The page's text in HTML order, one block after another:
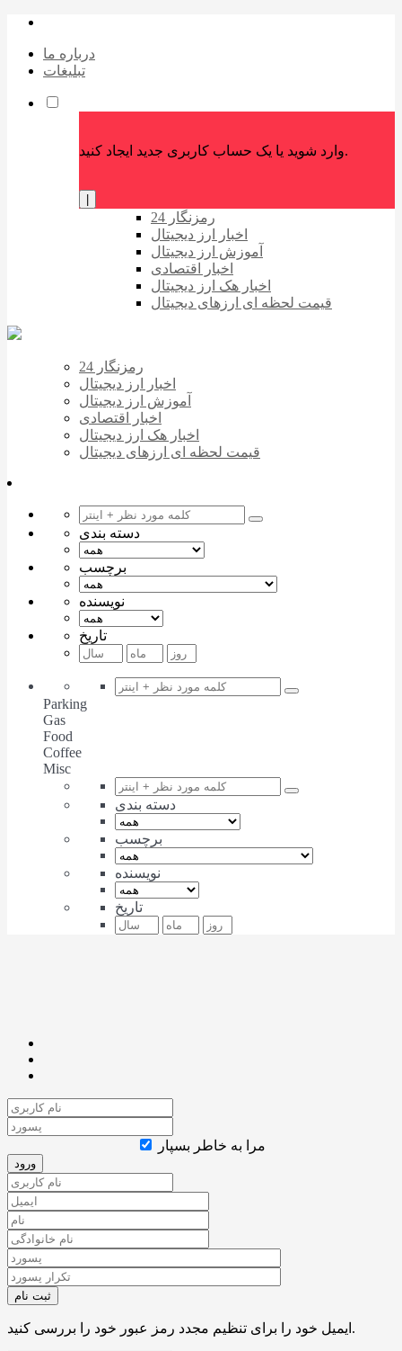
درباره ما
تبلیغات
وارد شوید یا یک حساب کاربری جدید ایجاد کنید.
رمزنگار 24
اخبار ارز دیجیتال
آموزش ارز دیجیتال
اخبار اقتصادی
اخبار هک ارز دیجیتال
قیمت لحظه ای ارزهای دیجیتال
رمزنگار 24
اخبار ارز دیجیتال
آموزش ارز دیجیتال
اخبار اقتصادی
اخبار هک ارز دیجیتال
قیمت لحظه ای ارزهای دیجیتال
دسته بندی
برچسب
نویسنده
تاریخ
Parking
Gas
Food
Coffee
Misc
دسته بندی
برچسب
نویسنده
تاریخ
مرا به خاطر بسپار
ایمیل خود را برای تنظیم مجدد رمز عبور خود را بررسی کنید.